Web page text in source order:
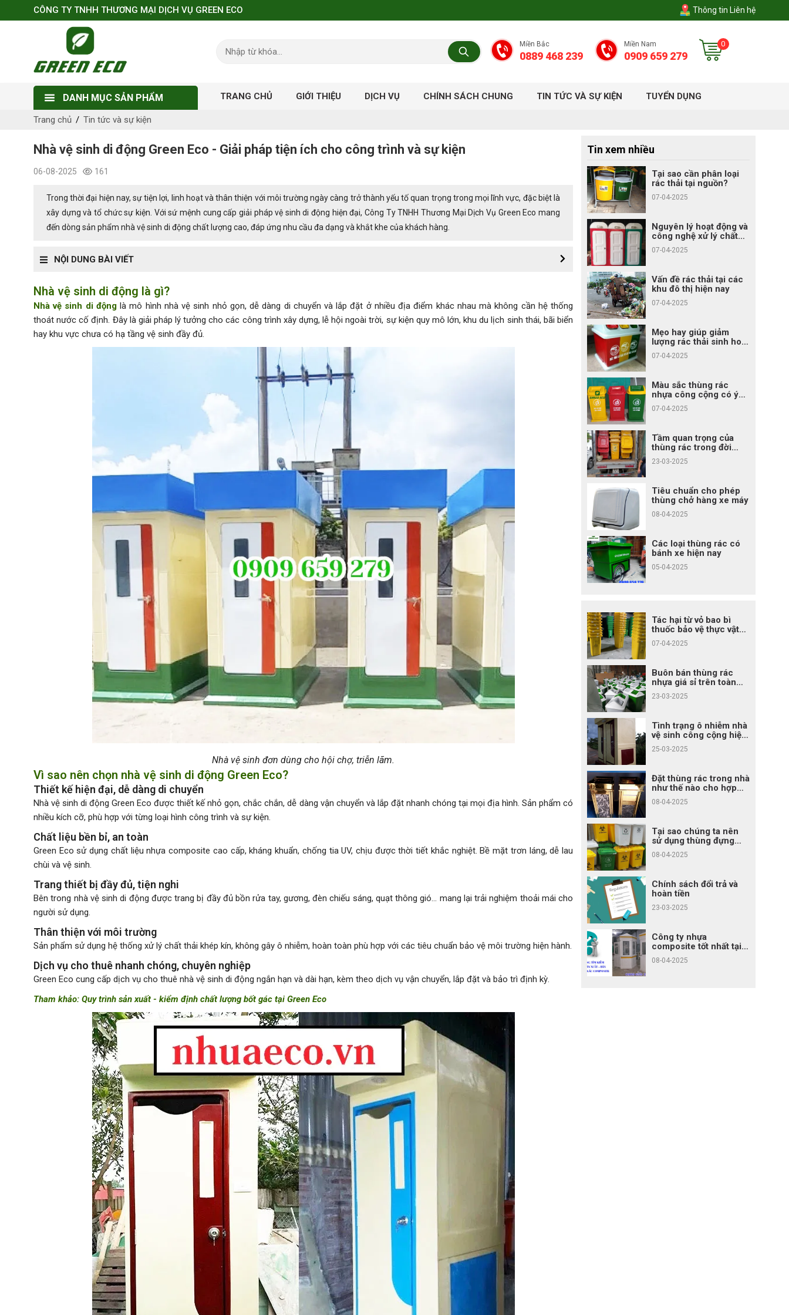
CÔNG TY TNHH THƯƠNG MẠI DỊCH VỤ GREEN ECO Thông tin Liên hệ
Miền Bắc
0889 468 239
Miền Nam
0909 659 279
0
DANH MỤC SẢN PHẨM TRANG CHỦ GIỚI THIỆU DỊCH VỤ CHÍNH SÁCH CHUNG TIN TỨC VÀ SỰ KIỆN TUYỂN DỤNG
Trang chủ Tin tức và sự kiện
Nhà vệ sinh di động Green Eco - Giải pháp tiện ích cho công trình và sự kiện
06-08-2025 161
Trong thời đại hiện nay, sự tiện lợi, linh hoạt và thân thiện với môi trường ngày càng trở thành yếu tố quan trọng trong mọi lĩnh vực, đặc biệt là
xây dựng và tổ chức sự kiện. Với sứ mệnh cung cấp giải pháp vệ sinh di động hiện đại, Công Ty TNHH Thương Mại Dịch Vụ Green Eco mang
đến dòng sản phẩm nhà vệ sinh di động chất lượng cao, đáp ứng nhu cầu đa dạng và khắt khe của khách hàng.
NỘI DUNG BÀI VIẾT
Nhà vệ sinh di động là gì?
Nhà vệ sinh di độnglà mô hình nhà vệ sinh nhỏ gọn, dễ dàng di chuyển và lắp đặt ở nhiều địa điểm khác nhau mà không cần hệ thống
thoát nước cố định. Đây là giải pháp lý tưởng cho các công trình xây dựng, lễ hội ngoài trời, sự kiện quy mô lớn, khu du lịch sinh thái, bãi biển
hay khu vực chưa có hạ tầng vệ sinh đầy đủ.
Nhà vệ sinh đơn dùng cho hội chợ, triễn lãm.
Vì sao nên chọn nhà vệ sinh di động Green Eco?
Thiết kế hiện đại, dễ dàng di chuyển
Nhà vệ sinh di động Green Eco được thiết kế nhỏ gọn, chắc chắn, dễ dàng vận chuyển và lắp đặt nhanh chóng tại mọi địa hình. Sản phẩm có
nhiều kích cỡ, phù hợp với từng loại hình công trình và sự kiện.
Chất liệu bền bỉ, an toàn
Green Eco sử dụng chất liệu nhựa composite cao cấp, kháng khuẩn, chống tia UV, chịu được thời tiết khắc nghiệt. Bề mặt trơn láng, dễ lau
chùi và vệ sinh.
Trang thiết bị đầy đủ, tiện nghi
Bên trong nhà vệ sinh di động được trang bị đầy đủ bồn rửa tay, gương, đèn chiếu sáng, quạt thông gió... mang lại trải nghiệm thoải mái cho
người sử dụng.
Thân thiện với môi trường
Sản phẩm sử dụng hệ thống xử lý chất thải khép kín, không gây ô nhiễm, hoàn toàn phù hợp với các tiêu chuẩn bảo vệ môi trường hiện hành.
Dịch vụ cho thuê nhanh chóng, chuyên nghiệp
Green Eco cung cấp dịch vụ cho thuê nhà vệ sinh di động ngắn hạn và dài hạn, kèm theo dịch vụ vận chuyển, lắp đặt và bảo trì định kỳ.
Tham khảo: Quy trình sản xuất - kiểm định chất lượng bốt gác tại Green Eco
Tin xem nhiều
Tại sao cần phân loại
rác thải tại nguồn?
07-04-2025
Nguyên lý hoạt động và
công nghệ xử lý chất
thải của nhà vệ sinh di
động
07-04-2025
Vấn đề rác thải tại các
khu đô thị hiện nay
07-04-2025
Mẹo hay giúp giảm
lượng rác thải sinh hoạt
cho gia đình bạn
07-04-2025
Màu sắc thùng rác
nhựa công cộng có ý
nghĩa gì?
07-04-2025
Tầm quan trọng của
thùng rác trong đời
sống
23-03-2025
Tiêu chuẩn cho phép
thùng chở hàng xe máy
08-04-2025
Các loại thùng rác có
bánh xe hiện nay
05-04-2025
Tác hại từ vỏ bao bì
thuốc bảo vệ thực vật
không xử lý đúng cách
07-04-2025
Buôn bán thùng rác
nhựa giá sỉ trên toàn
quốc
23-03-2025
Tình trạng ô nhiễm nhà
vệ sinh công cộng hiện
nay
25-03-2025
Đặt thùng rác trong nhà
như thế nào cho hợp
phong thủy?
08-04-2025
Tại sao chúng ta nên
sử dụng thùng đựng
rác?
08-04-2025
Chính sách đổi trả và
hoàn tiền
23-03-2025
Công ty nhựa
composite tốt nhất tại
Tp.HCM
08-04-2025